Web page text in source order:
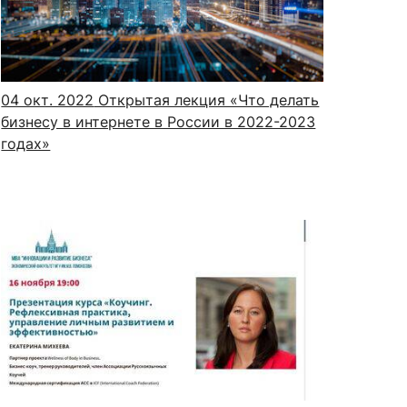
базы
отдел
ИИ в образовании
Студентам
04 окт. 2022 Открытая лекция «Что делать
бизнесу в интернете в России в 2022-2023
годах»